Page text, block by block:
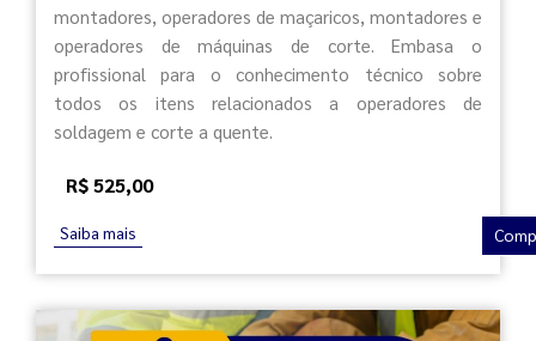
montadores, operadores de maçaricos, montadores e
operadores de máquinas de corte. Embasa o
profissional para o conhecimento técnico sobre
todos os itens relacionados a operadores de
soldagem e corte a quente.
R$ 525,00
Saiba mais